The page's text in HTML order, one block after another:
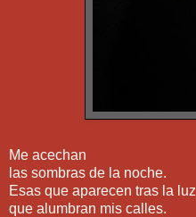
Me acechan
las sombras de la noche.
Esas que aparecen tras la luz
que alumbran mis calles.